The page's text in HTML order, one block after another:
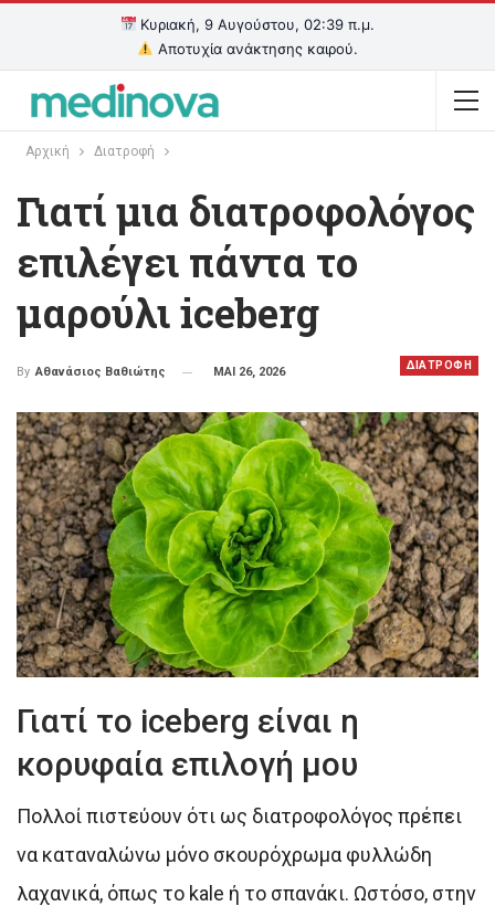
Κυριακή, 9 Αυγούστου, 02:39 π.μ.
Αποτυχία ανάκτησης καιρού.
Αρχική Διατροφή
Γιατί μια διατροφολόγος
επιλέγει πάντα το
μαρούλι iceberg
ΔΙΑΤΡΟΦΗ
By Αθανάσιος Βαθιώτης ΜΑΙ 26, 2026
Γιατί το iceberg είναι η
κορυφαία επιλογή μου
Πολλοί πιστεύουν ότι ως διατροφολόγος πρέπει
να καταναλώνω μόνο σκουρόχρωμα φυλλώδη
λαχανικά, όπως το kale ή το σπανάκι. Ωστόσο, στην